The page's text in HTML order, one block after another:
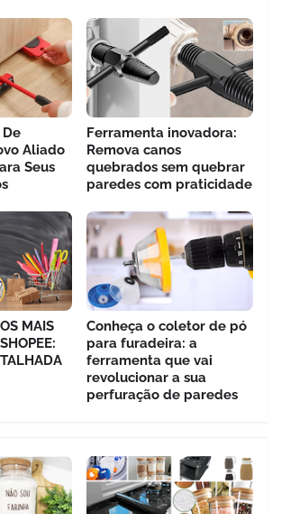
Aliado
Seus
Ferramenta inovadora:
Remova canos
quebrados sem quebrar
paredes com praticidade
MAIS
Conheça o coletor de pó
para furadeira: a
ferramenta que vai
revolucionar a sua
perfuração de paredes